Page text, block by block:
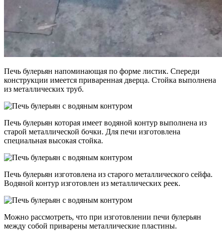
Печь булерьян напоминающая по форме листик. Спереди
конструкции имеется приваренная дверца. Стойка выполнена
из металлических труб.
Печь булерьян которая имеет водяной контур выполнена из
старой металлической бочки. Для печи изготовлена
специальная высокая стойка.
Печь булерьян изготовлена из старого металлического сейфа.
Водяной контур изготовлен из металлических реек.
Можно рассмотреть, что при изготовлении печи булерьян
между собой приварены металлические пластины.